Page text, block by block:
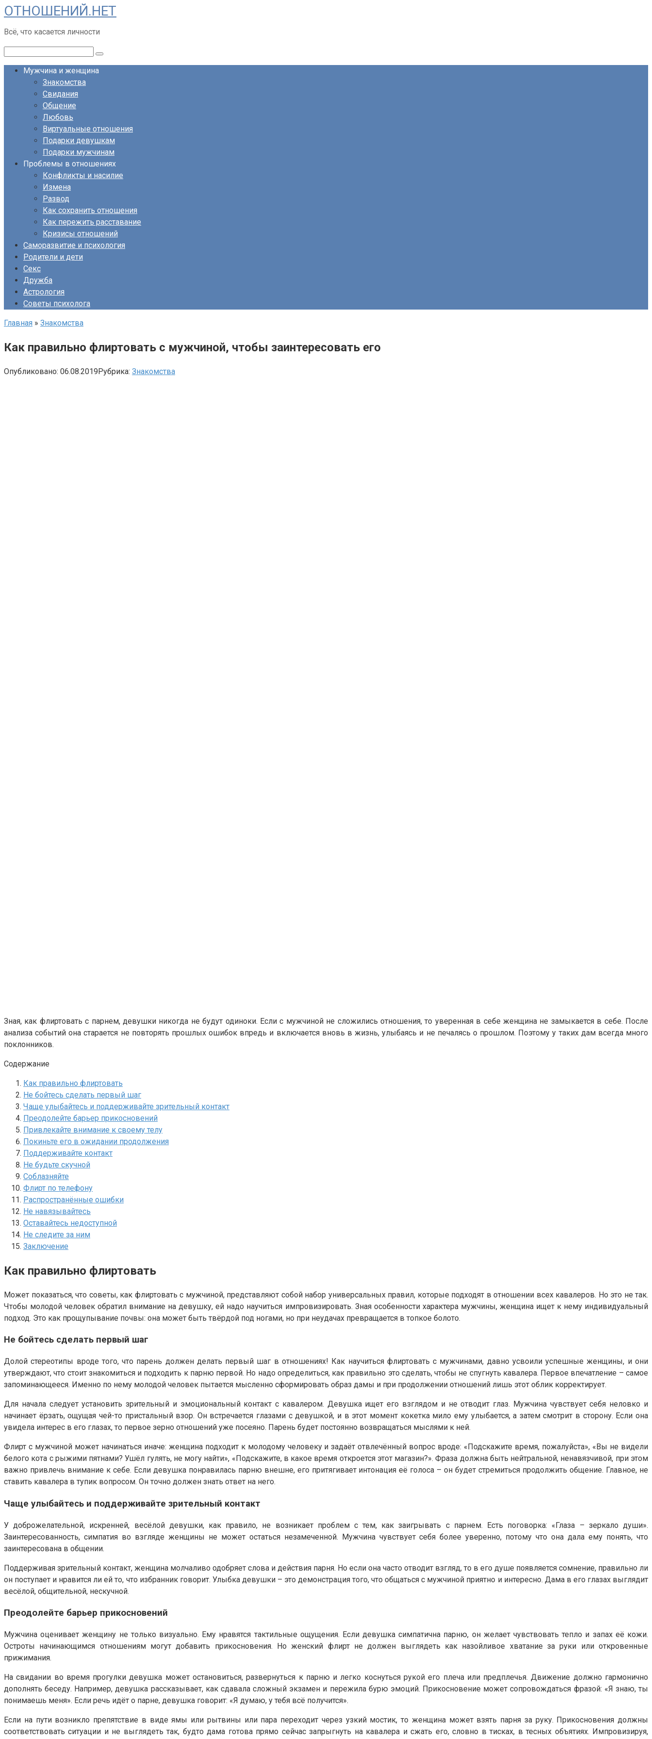
Перейти
к
контенту
ОТНОШЕНИЙ.НЕТ
Всё, что касается личности
Мужчина и женщина
Знакомства
Свидания
Общение
Любовь
Виртуальные отношения
Подарки девушкам
Подарки мужчинам
Проблемы в отношениях
Конфликты и насилие
Измена
Развод
Как сохранить отношения
Как пережить расставание
Кризисы отношений
Саморазвитие и психология
Родители и дети
Секс
Дружба
Астрология
Советы психолога
Главная » Знакомства
Как правильно флиртовать с мужчиной, чтобы заинтересовать его
Опубликовано: 06.08.2019Рубрика: Знакомства
Зная, как флиртовать с парнем, девушки никогда не будут одиноки. Если с мужчиной не сложились отношения, то уверенная в себе женщина не замыкается в себе. После
анализа событий она старается не повторять прошлых ошибок впредь и включается вновь в жизнь, улыбаясь и не печалясь о прошлом. Поэтому у таких дам всегда много
поклонников.
Содержание
Как правильно флиртовать
Не бойтесь сделать первый шаг
Чаще улыбайтесь и поддерживайте зрительный контакт
Преодолейте барьер прикосновений
Привлекайте внимание к своему телу
Покиньте его в ожидании продолжения
Поддерживайте контакт
Не будьте скучной
Соблазняйте
Флирт по телефону
Распространённые ошибки
Не навязывайтесь
Оставайтесь недоступной
Не следите за ним
Заключение
Как правильно флиртовать
Может показаться, что советы, как флиртовать с мужчиной, представляют собой набор универсальных правил, которые подходят в отношении всех кавалеров. Но это не так.
Чтобы молодой человек обратил внимание на девушку, ей надо научиться импровизировать. Зная особенности характера мужчины, женщина ищет к нему индивидуальный
подход. Это как прощупывание почвы: она может быть твёрдой под ногами, но при неудачах превращается в топкое болото.
Не бойтесь сделать первый шаг
Долой стереотипы вроде того, что парень должен делать первый шаг в отношениях! Как научиться флиртовать с мужчинами, давно усвоили успешные женщины, и они
утверждают, что стоит знакомиться и подходить к парню первой. Но надо определиться, как правильно это сделать, чтобы не спугнуть кавалера. Первое впечатление – самое
запоминающееся. Именно по нему молодой человек пытается мысленно сформировать образ дамы и при продолжении отношений лишь этот облик корректирует.
Для начала следует установить зрительный и эмоциональный контакт с кавалером. Девушка ищет его взглядом и не отводит глаз. Мужчина чувствует себя неловко и
начинает ёрзать, ощущая чей-то пристальный взор. Он встречается глазами с девушкой, и в этот момент кокетка мило ему улыбается, а затем смотрит в сторону. Если она
увидела интерес в его глазах, то первое зерно отношений уже посеяно. Парень будет постоянно возвращаться мыслями к ней.
Флирт с мужчиной может начинаться иначе: женщина подходит к молодому человеку и задаёт отвлечённый вопрос вроде: «Подскажите время, пожалуйста», «Вы не видели
белого кота с рыжими пятнами? Ушёл гулять, не могу найти», «Подскажите, в какое время откроется этот магазин?». Фраза должна быть нейтральной, ненавязчивой, при этом
важно привлечь внимание к себе. Если девушка понравилась парню внешне, его притягивает интонация её голоса – он будет стремиться продолжить общение. Главное, не
ставить кавалера в тупик вопросом. Он точно должен знать ответ на него.
Чаще улыбайтесь и поддерживайте зрительный контакт
У доброжелательной, искренней, весёлой девушки, как правило, не возникает проблем с тем, как заигрывать с парнем. Есть поговорка: «Глаза – зеркало души».
Заинтересованность, симпатия во взгляде женщины не может остаться незамеченной. Мужчина чувствует себя более уверенно, потому что она дала ему понять, что
заинтересована в общении.
Поддерживая зрительный контакт, женщина молчаливо одобряет слова и действия парня. Но если она часто отводит взгляд, то в его душе появляется сомнение, правильно ли
он поступает и нравится ли ей то, что избранник говорит. Улыбка девушки – это демонстрация того, что общаться с мужчиной приятно и интересно. Дама в его глазах выглядит
весёлой, общительной, нескучной.
Преодолейте барьер прикосновений
Мужчина оценивает женщину не только визуально. Ему нравятся тактильные ощущения. Если девушка симпатична парню, он желает чувствовать тепло и запах её кожи.
Остроты начинающимся отношениям могут добавить прикосновения. Но женский флирт не должен выглядеть как назойливое хватание за руки или откровенные
прижимания.
На свидании во время прогулки девушка может остановиться, развернуться к парню и легко коснуться рукой его плеча или предплечья. Движение должно гармонично
дополнять беседу. Например, девушка рассказывает, как сдавала сложный экзамен и пережила бурю эмоций. Прикосновение может сопровождаться фразой: «Я знаю, ты
понимаешь меня». Если речь идёт о парне, девушка говорит: «Я думаю, у тебя всё получится».
Если на пути возникло препятствие в виде ямы или рытвины или пара переходит через узкий мостик, то женщина может взять парня за руку. Прикосновения должны
соответствовать ситуации и не выглядеть так, будто дама готова прямо сейчас запрыгнуть на кавалера и сжать его, словно в тисках, в тесных объятиях. Импровизируя,